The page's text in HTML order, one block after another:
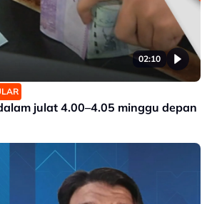
02:10
julat 4.00–4.05 minggu depan